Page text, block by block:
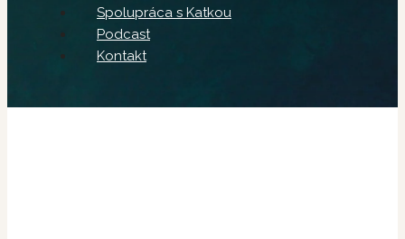
Spolupráca s Katkou
Podcast
Kontakt